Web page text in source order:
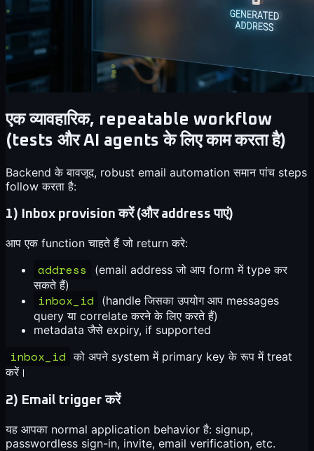
एक व्यावहारिक, repeatable workflow
(tests और AI agents के लिए काम करता है)
Backend के बावजूद, robust email automation समान पांच steps
follow करता है:
1) Inbox provision करें (और address पाएं)
आप एक function चाहते हैं जो return करे:
address
(email address जो आप form में type कर
सकते हैं)
inbox_id
(handle जिसका उपयोग आप messages
query या correlate करने के लिए करते हैं)
metadata जैसे expiry, if supported
inbox_id को अपने system में primary key के रूप में treat
करें।
2) Email trigger करें
यह आपका normal application behavior है: signup,
passwordless sign-in, invite, email verification, etc.